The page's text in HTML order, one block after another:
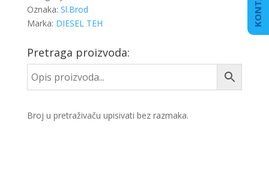
Oznaka: Sl.Brod
Marka: DIESEL TEH
Pretraga proizvoda:
Broj u pretraživaču upisivati bez razmaka.